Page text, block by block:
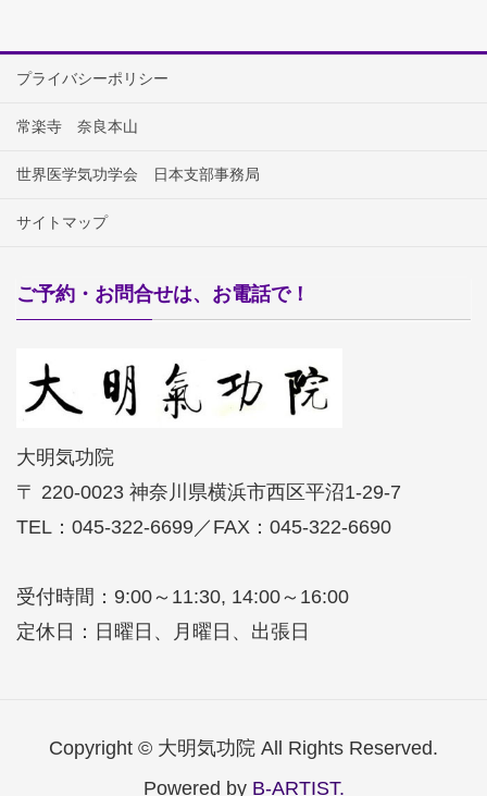
プライバシーポリシー
常楽寺 奈良本山
世界医学気功学会 日本支部事務局
サイトマップ
ご予約・お問合せは、お電話で！
大明気功院
〒 220-0023 神奈川県横浜市西区平沼1-29-7
TEL：045-322-6699／FAX：045-322-6690
受付時間：9:00～11:30, 14:00～16:00
定休日：日曜日、月曜日、出張日
Copyright © 大明気功院 All Rights Reserved.
Powered by B-ARTIST.